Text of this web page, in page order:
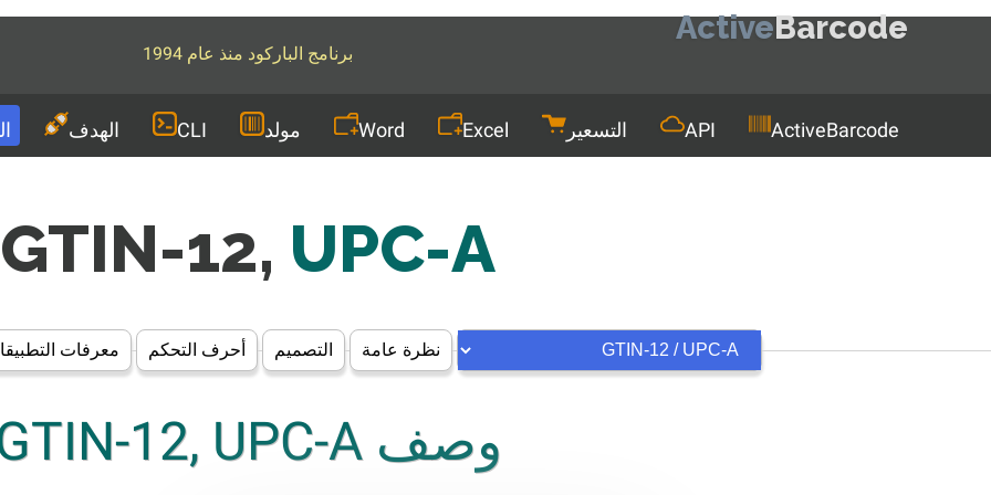
ActiveBarcode
برنامج الباركود منذ عام 1994
ActiveBarcode
API التسعير Excel
Word مولد CLI الهدف
GTIN-12, UPC-A
نظرة عامة التصميم أحرف التحكم معرفات
وصف GTIN-12, UPC-A